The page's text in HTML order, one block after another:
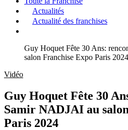
Actualités
Actualité des franchises
Guy Hoquet Fête 30 Ans:
salon Franchise Expo Paris 2024
Vidéo
Guy Hoquet Fête 30
Samir NADJAI au
Paris 2024